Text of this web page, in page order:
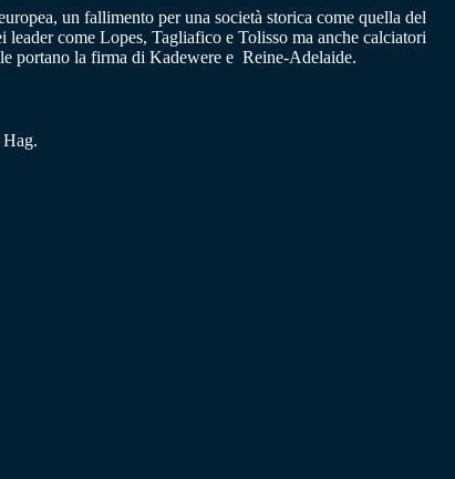
un fallimento per una società storica come quella del
come Lopes, Tagliafico e Tolisso ma anche calciatori
portano la firma di Kadewere e Reine-Adelaide.